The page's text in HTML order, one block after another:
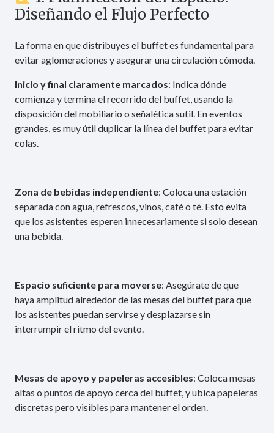
Diseñando el Flujo Perfecto
La forma en que distribuyes el buffet es fundamental para
evitar aglomeraciones y asegurar una circulación cómoda.
Inicio y final claramente marcados: Indica dónde
comienza y termina el recorrido del buffet, usando la
disposición del mobiliario o señalética sutil. En eventos
grandes, es muy útil duplicar la línea del buffet para evitar
colas.
Zona de bebidas independiente: Coloca una estación
separada con agua, refrescos, vinos, café o té. Esto evita
que los asistentes esperen innecesariamente si solo desean
una bebida.
Espacio suficiente para moverse: Asegúrate de que
haya amplitud alrededor de las mesas del buffet para que
los asistentes puedan servirse y desplazarse sin
interrumpir el ritmo del evento.
Mesas de apoyo y papeleras accesibles: Coloca mesas
altas o puntos de apoyo cerca del buffet, y ubica papeleras
discretas pero visibles para mantener el orden.